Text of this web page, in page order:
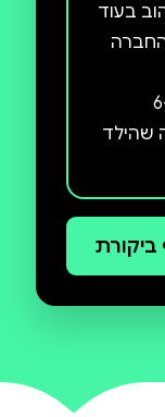
בעוד
החברה
6-8
שהילד
אהבה
ביקורת